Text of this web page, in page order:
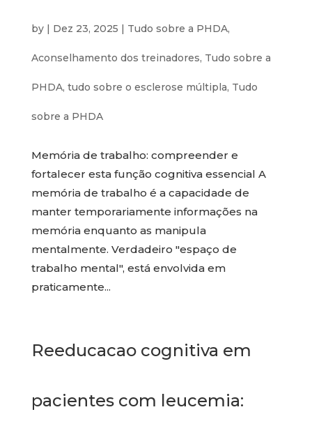
by | Dez 23, 2025 | Tudo sobre a PHDA,
Aconselhamento dos treinadores, Tudo sobre a
PHDA, tudo sobre o esclerose múltipla, Tudo
sobre a PHDA
Memória de trabalho: compreender e
fortalecer esta função cognitiva essencial A
memória de trabalho é a capacidade de
manter temporariamente informações na
memória enquanto as manipula
mentalmente. Verdadeiro "espaço de
trabalho mental", está envolvida em
praticamente...
Reeducacao cognitiva em
pacientes com leucemia: